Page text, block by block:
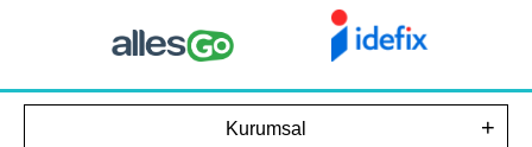
Kurumsal